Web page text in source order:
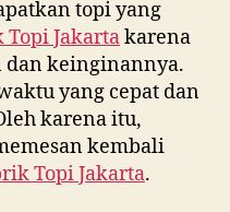
topi yang
Topi Jakartakarena
dan keinginannya.
yang cepat dan
karena itu,
kembali
Topi Jakarta.